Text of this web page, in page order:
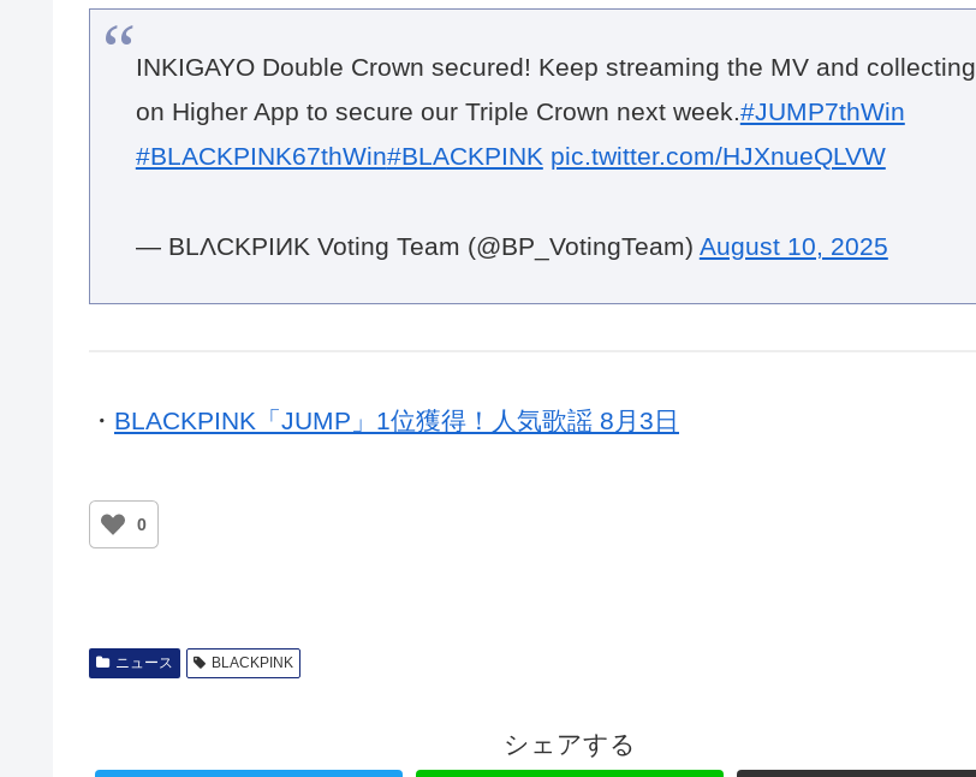
INKIGAYO Double Crown secured! Keep streaming the MV and collecting
on Higher App to secure our Triple Crown next week.#JUMP7thWin
#BLACKPINK67thWin#BLACKPINK pic.twitter.com/HJXnueQLVW
— BLΛCKPIИK Voting Team (@BP_VotingTeam) August 10, 2025
・ BLACKPINK「JUMP」1位獲得！人気歌謡 8月3日
0
ニュース BLACKPINK
シェアする